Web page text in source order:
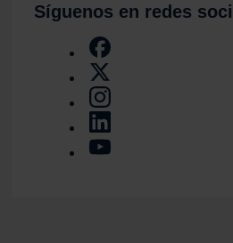
Síguenos en redes